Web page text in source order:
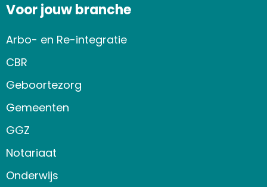
Voor jouw branche
Arbo- en Re-integratie
CBR
Geboortezorg
Gemeenten
GGZ
Notariaat
Onderwijs